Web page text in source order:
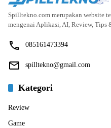
Spilltekno.com merupakan website
mengenai Aplikasi, AI, Review, Tips
085161473394
spilltekno@gmail.com
Kategori
Review
Game